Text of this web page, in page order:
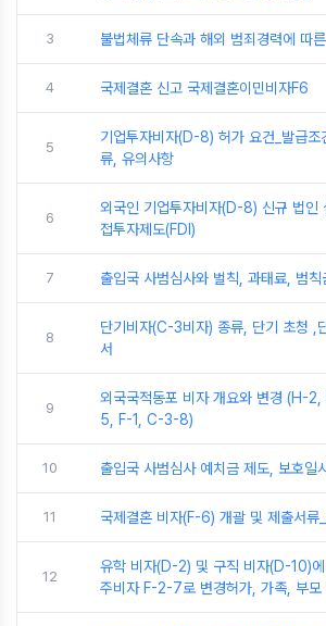
3 불법체류 단속과 해외 범죄경력에 따
4 국제결혼 신고 국제결혼이민비자F6
5
기업투자비자(D-8) 허가 요건_발급조
류, 유의사항
6
외국인 기업투자비자(D-8) 신규 법인
접투자제도(FDI)
7 출입국 사범심사와 벌칙, 과태료, 범칙
8
단기비자(C-3비자) 종류, 단기 초청 ,
서
9
외국국적동포 비자 개요와 변경 (H-
5, F-1, C-3-8)
10 출입국 사범심사 예치금 제도, 보호일
11 국제결혼 비자(F-6) 개괄 및 제출서류
12
유학 비자(D-2) 및 구직 비자(D-10)
주비자 F-2-7로 변경허가, 가족, 부모